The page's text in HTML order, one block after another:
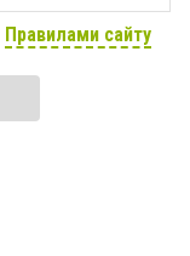
Правилами сайту